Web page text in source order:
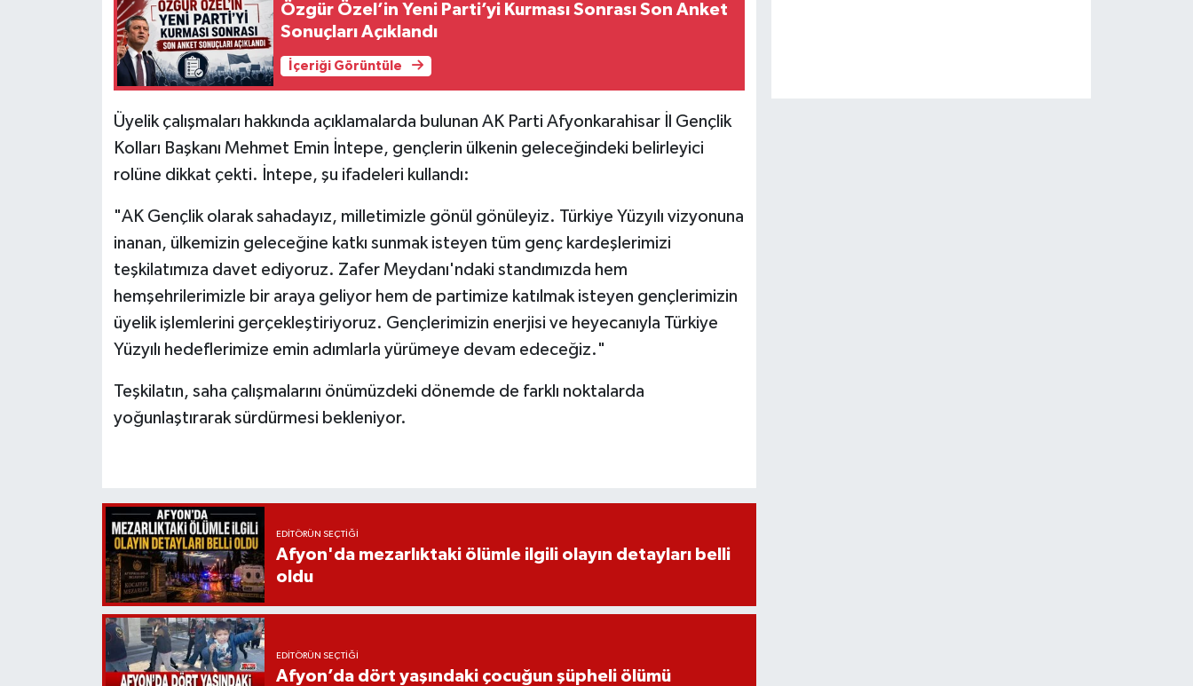
Özgür Özel’in Yeni Parti’yi Kurması Sonrası Son Anket
Sonuçları Açıklandı
İçeriği Görüntüle
Üyelik çalışmaları hakkında açıklamalarda bulunan AK Parti Afyonkarahisar İl Gençlik
Kolları Başkanı Mehmet Emin İntepe, gençlerin ülkenin geleceğindeki belirleyici
rolüne dikkat çekti. İntepe, şu ifadeleri kullandı:
"AK Gençlik olarak sahadayız, milletimizle gönül gönüleyiz. Türkiye Yüzyılı vizyonuna
inanan, ülkemizin geleceğine katkı sunmak isteyen tüm genç kardeşlerimizi
teşkilatımıza davet ediyoruz. Zafer Meydanı'ndaki standımızda hem
hemşehrilerimizle bir araya geliyor hem de partimize katılmak isteyen gençlerimizin
üyelik işlemlerini gerçekleştiriyoruz. Gençlerimizin enerjisi ve heyecanıyla Türkiye
Yüzyılı hedeflerimize emin adımlarla yürümeye devam edeceğiz."
Teşkilatın, saha çalışmalarını önümüzdeki dönemde de farklı noktalarda
yoğunlaştırarak sürdürmesi bekleniyor.
EDITÖRÜN SEÇTIĞI
Afyon'da mezarlıktaki ölümle ilgili olayın detayları belli
oldu
EDITÖRÜN SEÇTIĞI
Afyon’da dört yaşındaki çocuğun şüpheli ölümü